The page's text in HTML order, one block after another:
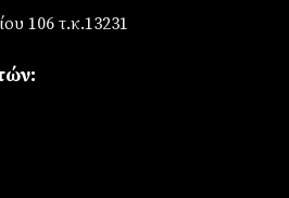
106 τ.κ.13231